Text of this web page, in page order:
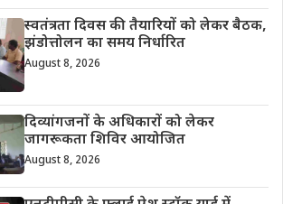
स्वतंत्रता दिवस की तैयारियों को लेकर बैठक,
झंडोत्तोलन का समय निर्धारित
August 8, 2026
दिव्यांगजनों के अधिकारों को लेकर
जागरूकता शिविर आयोजित
August 8, 2026